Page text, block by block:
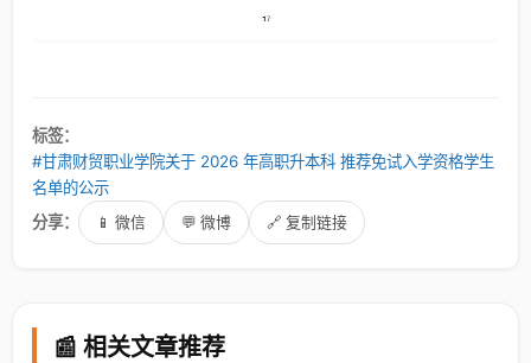
标签：
#甘肃财贸职业学院关于 2026 年高职升本科 推荐免试入学资格学生
名单的公示
分享：
📱 微信 💬 微博 🔗 复制链接
📰 相关文章推荐